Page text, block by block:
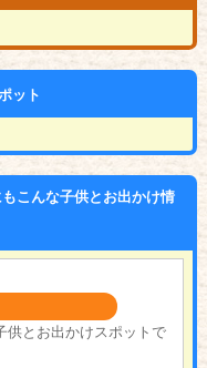
ット
こんな子供とお出かけ情
供とお出かけスポットで